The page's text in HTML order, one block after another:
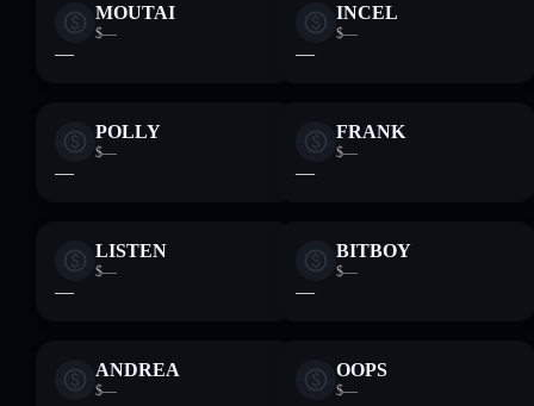
MOUTAI
$—
—
INCEL
$—
—
POLLY
$—
—
FRANK
$—
—
LISTEN
$—
—
BITBOY
$—
—
ANDREA
$—
OOPS
$—